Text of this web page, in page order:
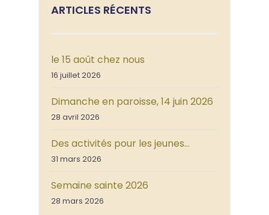
ARTICLES RÉCENTS
le 15 août chez nous
16 juillet 2026
Dimanche en paroisse, 14 juin 2026
28 avril 2026
Des activités pour les jeunes…
31 mars 2026
Semaine sainte 2026
28 mars 2026